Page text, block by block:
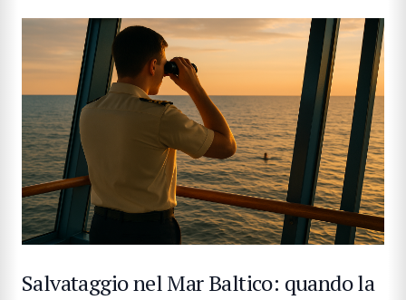
Salvataggio nel Mar Baltico: quando la